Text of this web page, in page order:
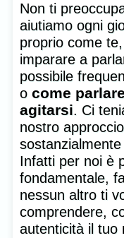
Non ti
aiutiamo ogni
proprio come
imparare a
possibile
o come
agitarsi. Ci
nostro
Infatti per noi è
fondamentale,
nessun altro ti
comprendere,
autenticità il tuo